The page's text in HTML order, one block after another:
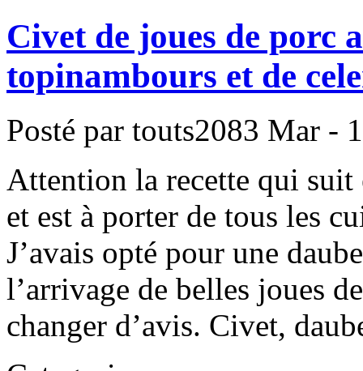
Civet de joues de porc
topinambours et de
Posté par touts2083 Mar -
Attention la recette qui
et est à porter de tous les
J’avais opté pour une
l’arrivage de belles joues
changer d’avis. Civet,